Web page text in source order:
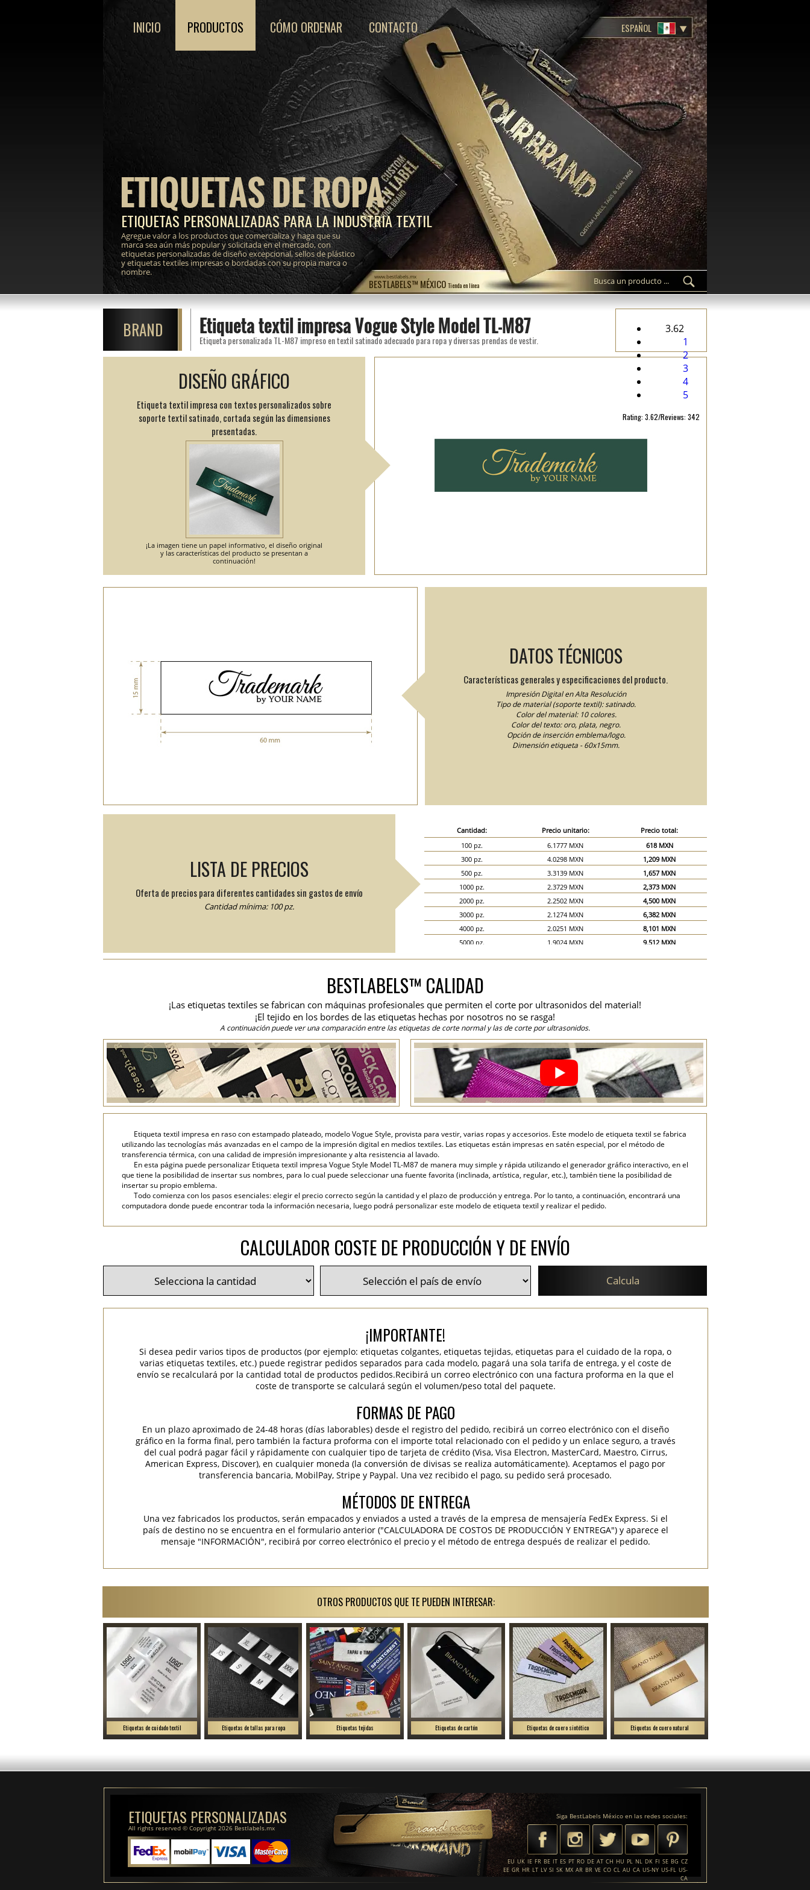
BESTLABELS™ MÉXICO Tienda en línea
www.bestlabels.mx
ETIQUETAS DE ROPA
ETIQUETAS PERSONALIZADAS PARA LA INDUSTRIA TEXTIL
Agregue valor a los productos que comercializa y haga que su
marca sea aún más popular y solicitada en el mercado, con
etiquetas personalizadas de diseño excepcional, sellos de plástico
y etiquetas textiles impresas o bordadas con su propia marca o
nombre.
INICIO PRODUCTOS CÓMO ORDENAR CONTACTO ESPAÑOL
BRAND Etiqueta textil impresa Vogue Style Model TL-M87
Etiqueta personalizada TL-M87 impreso en textil satinado adecuado para ropa y diversas prendas de vestir.
3.62
1
2
3
4
5
Rating: 3.62/Reviews: 342
DISEÑO GRÁFICO
Etiqueta textil impresa con textos personalizados sobre
soporte textil satinado, cortada según las dimensiones
presentadas.
¡La imagen tiene un papel informativo, el diseño original
y las características del producto se presentan a
continuación!
DATOS TÉCNICOS
Características generales y especificaciones del producto.
Impresión Digital en Alta Resolución
Tipo de material (soporte textil): satinado.
Color del material: 10 colores.
Color del texto: oro, plata, negro.
Opción de inserción emblema/logo.
Dimensión etiqueta - 60x15mm.
LISTA DE PRECIOS
Oferta de precios para diferentes cantidades sin gastos de envío
Cantidad mínima: 100 pz.
Cantidad: Precio unitario:
Precio total:
100 pz.
6.1777 MXN
618 MXN
300 pz.
4.0298 MXN
1,209 MXN
500 pz.
3.3139 MXN
1,657 MXN
1000 pz.
2.3729 MXN
2,373 MXN
2000 pz.
2.2502 MXN
4,500 MXN
3000 pz.
2.1274 MXN
6,382 MXN
4000 pz.
2.0251 MXN
8,101 MXN
5000 pz.
1.9024 MXN
9,512 MXN
8000 pz.
1.3092 MXN
15000 pz.
1.1864 MXN
20000 pz.
1.0637 MXN 21,274 MXN
BESTLABELS™ CALIDAD
¡Las etiquetas textiles se fabrican con máquinas profesionales que permiten el corte por ultrasonidos del material!
¡El tejido en los bordes de las etiquetas hechas por nosotros no se rasga!
A continuación puede ver una comparación entre las etiquetas de corte normal y las de corte por ultrasonidos.
Etiqueta textil impresa en raso con estampado plateado, modelo Vogue Style, provista para vestir, varias ropas y accesorios. Este modelo de etiqueta textil se fabrica
utilizando las tecnologías más avanzadas en el campo de la impresión digital en medios textiles. Las etiquetas están impresas en satén especial, por el método de
transferencia térmica, con una calidad de impresión impresionante y alta resistencia al lavado.
En esta página puede personalizar Etiqueta textil impresa Vogue Style Model TL-M87 de manera muy simple y rápida utilizando el generador gráfico interactivo, en el
que tiene la posibilidad de insertar sus nombres, para lo cual puede seleccionar una fuente favorita (inclinada, artística, regular, etc.), también tiene la posibilidad de
insertar su propio emblema.
Todo comienza con los pasos esenciales: elegir el precio correcto según la cantidad y el plazo de producción y entrega. Por lo tanto, a continuación, encontrará una
computadora donde puede encontrar toda la información necesaria, luego podrá personalizar este modelo de etiqueta textil y realizar el pedido.
CALCULADOR COSTE DE PRODUCCIÓN Y DE ENVÍO
Calcula
¡IMPORTANTE!
Si desea pedir varios tipos de productos (por ejemplo: etiquetas colgantes, etiquetas tejidas, etiquetas para el cuidado de la ropa, o
varias etiquetas textiles, etc.) puede registrar pedidos separados para cada modelo, pagará una sola tarifa de entrega, y el coste de
envío se recalculará por la cantidad total de productos pedidos.Recibirá un correo electrónico con una factura proforma en la que el
coste de transporte se calculará según el volumen/peso total del paquete.
FORMAS DE PAGO
En un plazo aproximado de 24-48 horas (días laborables) desde el registro del pedido, recibirá un correo electrónico con el diseño
gráfico en la forma final, pero también la factura proforma con el importe total relacionado con el pedido y un enlace seguro, a través
del cual podrá pagar fácil y rápidamente con cualquier tipo de tarjeta de crédito (Visa, Visa Electron, MasterCard, Maestro, Cirrus,
American Express, Discover), en cualquier moneda (la conversión de divisas se realiza automáticamente). Aceptamos el pago por
transferencia bancaria, MobilPay, Stripe y Paypal. Una vez recibido el pago, su pedido será procesado.
MÉTODOS DE ENTREGA
Una vez fabricados los productos, serán empacados y enviados a usted a través de la empresa de mensajería FedEx Express. Si el
país de destino no se encuentra en el formulario anterior ("CALCULADORA DE COSTOS DE PRODUCCIÓN Y ENTREGA") y aparece el
mensaje "INFORMACIÓN", recibirá por correo electrónico el precio y el método de entrega después de realizar el pedido.
OTROS PRODUCTOS QUE TE PUEDEN INTERESAR:
Etiquetas de cuidado textil Etiquetas de tallas para ropa Etiquetas tejidas Etiquetas de cartón Etiquetas de cuero sintético Etiquetas de cuero natural
ETIQUETAS PERSONALIZADAS
All rights reserved © Copyright 2026 Bestlabels.mx
Siga BestLabels México en las redes sociales:
EU UK IE FR BE IT ES PT RO DE AT CH HU PL NL DK FI SE BG CZ
EE GR HR LT LV SI SK MX AR BR VE CO CL AU CA US-NY US-FL US-
CA